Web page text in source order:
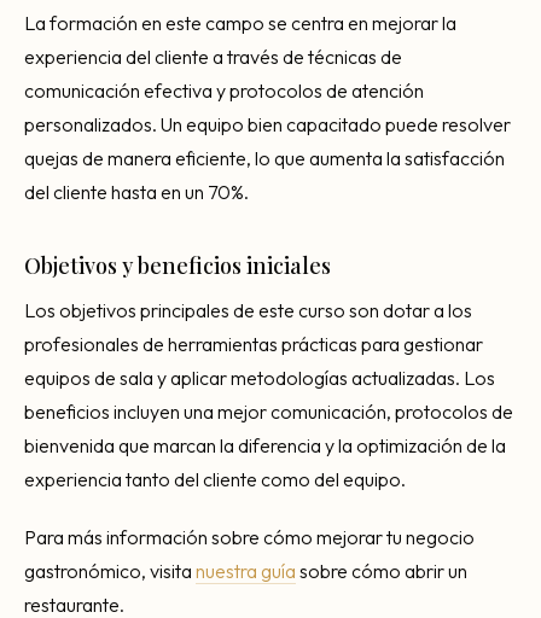
La formación en este campo se centra en mejorar la
experiencia del cliente a través de técnicas de
comunicación efectiva y protocolos de atención
personalizados. Un equipo bien capacitado puede resolver
quejas de manera eficiente, lo que aumenta la satisfacción
del cliente hasta en un 70%.
Objetivos y beneficios iniciales
Los objetivos principales de este curso son dotar a los
profesionales de herramientas prácticas para gestionar
equipos de sala y aplicar metodologías actualizadas. Los
beneficios incluyen una mejor comunicación, protocolos de
bienvenida que marcan la diferencia y la optimización de la
experiencia tanto del cliente como del equipo.
Para más información sobre cómo mejorar tu negocio
gastronómico, visita nuestra guía sobre cómo abrir un
restaurante.